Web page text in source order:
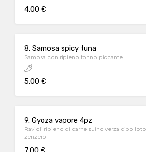
4.00 €
8. Samosa spicy tuna
Samosa con ripieno tonno piccante
5.00 €
9. Gyoza vapore 4pz
Ravioli ripieno di carne suino verza cipolloto
zenzero
7.00 €